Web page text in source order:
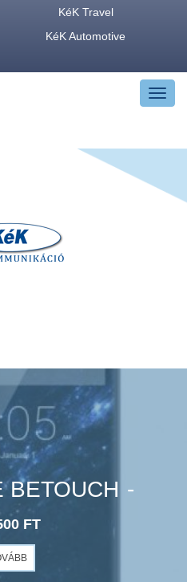
KéK Travel
KéK Automotive
MENU
BETOUCH
FT